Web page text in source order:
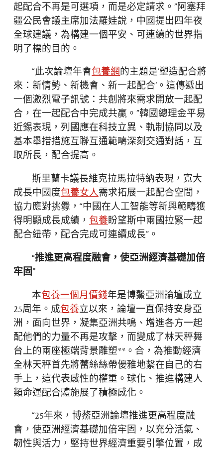
起配合不再是可選項，而是必定請求。”阿塞拜
疆公民會議主席加法羅娃說，中國提出四年夜
全球建議，為構建一個平安、可連續的世界指
明了標的目的。
“此次論壇年會包養網的主題是‘塑造配合將
來：新情勢、新機會、新一起配合’。這傳遞出
一個激烈電子訊號：共創將來需求開放一起配
合，在一起配合中完成共贏。”韓國總理金平易
近錫表現，列國應在科技立異、軌制協同以及
基本舉措措施互聯互通範疇深刻交通對話，互
取所長，配合提高。
斯里蘭卡議長維克拉馬拉特納表現，寬大
成長中國度包養女人需求拓展一起配合空間，
協力應對挑釁，“中國在人工智能等新興範疇獲
得明顯成長成績，包養盼望斯中兩國拉緊一起
配合紐帶，配合完成可連續成長”。
“推進更高程度融會，使亞洲經濟基礎加倍
牢固”
本包養一個月價錢年是博鰲亞洲論壇成立
25周年。成包養立以來，論壇一直保持安身亞
洲，面向世界，凝集亞洲共鳴、增進各方一起
配他們的力量不再是攻擊，而變成了林天秤舞
台上的兩座極端背景雕塑**。合，為推動經濟
全林天秤首先將蕾絲絲帶優雅地繫在自己的右
手上，這代表感性的權重。球化、推進構建人
類命運配合體施展了積極感化。
“25年來，博鰲亞洲論壇推進更高程度融
會，使亞洲經濟基礎加倍牢固，以充分活氣、
韌性與活力，堅持世界經濟重要引擎位置，成